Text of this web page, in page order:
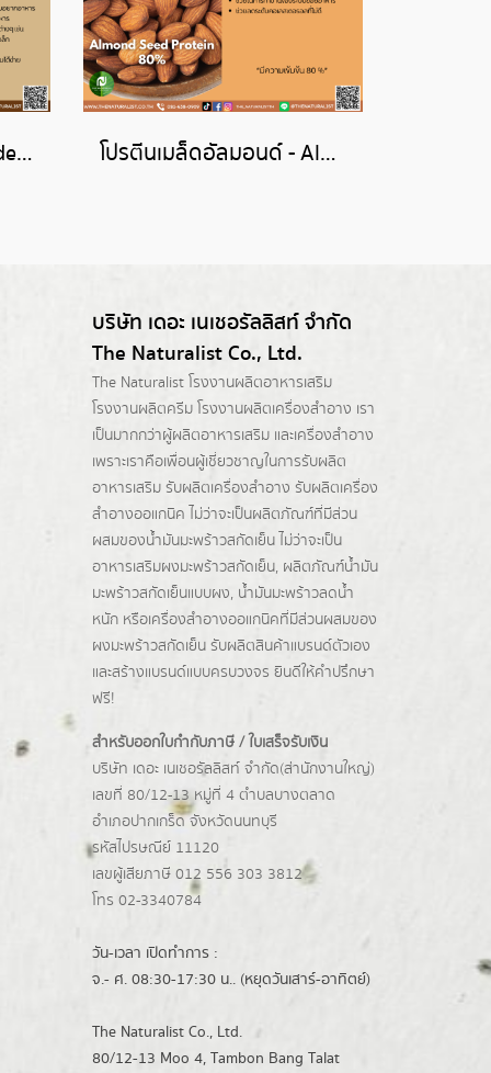
เบลนด์ถั่วและโอ๊ต - Blended Soy + Pea + Oat Protein โปรตีนเมล็ดอัลมอนด์ - Almond Seed Protein 80%
บริษัท เดอะ เนเชอรัลลิสท์ จำกัด
The Naturalist Co., Ltd.
The Naturalist โรงงานผลิตอาหารเสริม
โรงงานผลิตครีมโรงงานผลิตเครื่องสำอาง เรา
เป็นมากกว่าผู้ผลิตอาหารเสริมและเครื่องสำอาง
เพราะเราคือเพื่อนผู้เชี่ยวชาญในการรับผลิต
อาหารเสริม รับผลิตเครื่องสำอาง รับผลิตเครื่อง
สำอางออแกนิค ไม่ว่าจะเป็นผลิตภัณฑ์ที่มีส่วน
ผสมของน้ำมันมะพร้าวสกัดเย็น ไม่ว่าจะเป็น
อาหารเสริมผงมะพร้าวสกัดเย็น, ผลิตภัณฑ์น้ำมัน
มะพร้าวสกัดเย็นแบบผง, น้ำมันมะพร้าวลดน้ำ
หนักหรือเครื่องสำอางออแกนิคที่มีส่วนผสมของ
ผงมะพร้าวสกัดเย็น รับผลิตสินค้าแบรนด์ตัวเอง
และสร้างแบรนด์แบบครบวงจร ยินดีให้คำปรึกษา
ฟรี!
สำหรับออกใบกำกับภาษี / ใบเสร็จรับเงิน
บริษัท เดอะ เนเชอรัลลิสท์ จำกัด(ส่านักงานใหญ่)
เลขที่ 80/12-13 หมู่ที่ 4 ตำบลบางตลาด
อำเภอปากเกร็ดจังหวัดนนทบุรี
รหัสไปรษณีย์ 11120
เลขผู้เสียภาษี 012 556 303 3812
โทร 02-3340784
วัน-เวลา เปิดทำการ :
จ.- ศ. 08:30-17:30 น.. (หยุดวันเสาร์-อาทิตย์)
The Naturalist Co., Ltd.
80/12-13 Moo 4, Tambon Bang Talat